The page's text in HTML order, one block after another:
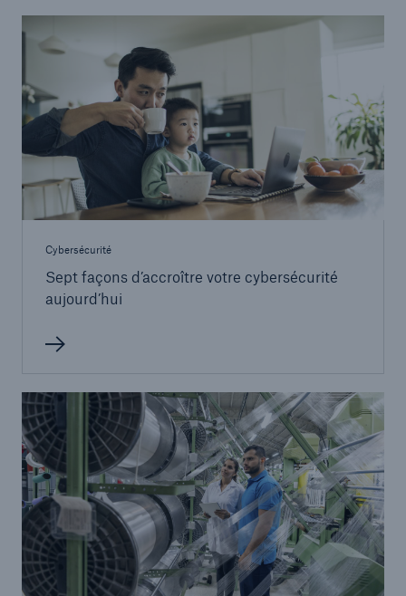
Cybersécurité
Sept façons d’accroître votre cybersécurité
aujourd’hui